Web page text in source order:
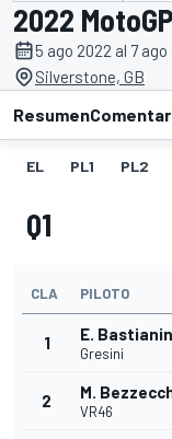
2022
5 ago 2022 al 7 ago
Silverstone, GB
Resumen
EL PL1 PL2
Q1
CLA PILOTO
1 E.
Gresini
2 M.
VR46